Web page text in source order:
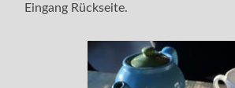
Eingang Rückseite.